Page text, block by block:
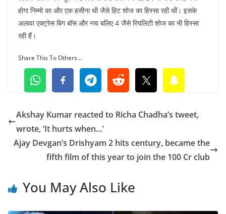
होगा निम्मो का और एक हसीना थी जैसे हिट शोज का हिस्सा रही थीं। इसके
अलावा एक्ट्रेस बिग बॉस और नच बलिए 4 जैसे रियलिटी शोज का भी हिस्सा
रही हैं।
Share This To Others...
Akshay Kumar reacted to Richa Chadha’s tweet,
wrote, ‘It hurts when…’
Ajay Devgan’s Drishyam 2 hits century, became the
fifth film of this year to join the 100 Cr club
You May Also Like